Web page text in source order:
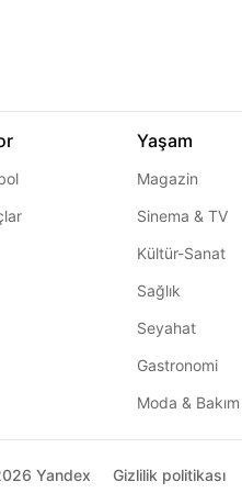
Yaşam
Magazin
Sinema & TV
Kültür-Sanat
Sağlık
Seyahat
Gastronomi
Moda & Bakım
Yandex Gizlilik politikası